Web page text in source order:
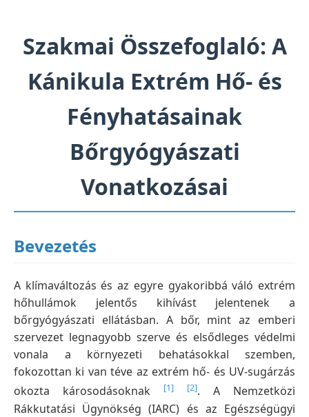
Szakmai Összefoglaló: A
Kánikula Extrém Hő- és
Fényhatásainak
Bőrgyógyászati
Vonatkozásai
Bevezetés
A klímaváltozás és az egyre gyakoribbá váló extrém
hőhullámok jelentős kihívást jelentenek a
bőrgyógyászati ellátásban. A bőr, mint az emberi
szervezet legnagyobb szerve és elsődleges védelmi
vonala a környezeti behatásokkal szemben,
fokozottan ki van téve az extrém hő- és UV-sugárzás
okozta károsodásoknak
[1] [2]. A Nemzetközi
Rákkutatási Ügynökség (IARC) és az Egészségügyi